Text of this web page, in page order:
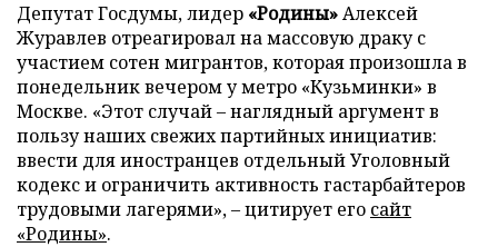
Депутат Госдумы, лидер «Родины»Алексей
Журавлев отреагировал на массовую драку с
участием сотен мигрантов, которая произошла в
понедельник вечером у метро «Кузьминки» в
Москве. «Этот случай – наглядный аргумент в
пользу наших свежих партийных инициатив:
ввести для иностранцев отдельный Уголовный
кодекс и ограничить активность гастарбайтеров
трудовыми лагерями», – цитирует его сайт
«Родины».